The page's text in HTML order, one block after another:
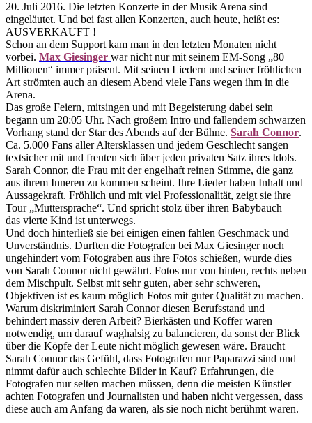
20. Juli 2016. Die letzten Konzerte in der Musik Arena sind
eingeläutet. Und bei fast allen Konzerten, auch heute, heißt es:
AUSVERKAUFT !
Schon an dem Support kam man in den letzten Monaten nicht
vorbei. Max Giesinger war nicht nur mit seinem EM-Song „80
Millionen“ immer präsent. Mit seinen Liedern und seiner fröhlichen
Art strömten auch an diesem Abend viele Fans wegen ihm in die
Arena.
Das große Feiern, mitsingen und mit Begeisterung dabei sein
begann um 20:05 Uhr. Nach großem Intro und fallendem schwarzen
Vorhang stand der Star des Abends auf der Bühne. Sarah Connor.
Ca. 5.000 Fans aller Altersklassen und jedem Geschlecht sangen
textsicher mit und freuten sich über jeden privaten Satz ihres Idols.
Sarah Connor, die Frau mit der engelhaft reinen Stimme, die ganz
aus ihrem Inneren zu kommen scheint. Ihre Lieder haben Inhalt und
Aussagekraft. Fröhlich und mit viel Professionalität, zeigt sie ihre
Tour „Muttersprache“. Und spricht stolz über ihren Babybauch –
das vierte Kind ist unterwegs.
Und doch hinterließ sie bei einigen einen fahlen Geschmack und
Unverständnis. Durften die Fotografen bei Max Giesinger noch
ungehindert vom Fotograben aus ihre Fotos schießen, wurde dies
von Sarah Connor nicht gewährt. Fotos nur von hinten, rechts neben
dem Mischpult. Selbst mit sehr guten, aber sehr schweren,
Objektiven ist es kaum möglich Fotos mit guter Qualität zu machen.
Warum diskriminiert Sarah Connor diesen Berufsstand und
behindert massiv deren Arbeit? Bierkästen und Koffer waren
notwendig, um darauf waghalsig zu balancieren, da sonst der Blick
über die Köpfe der Leute nicht möglich gewesen wäre. Braucht
Sarah Connor das Gefühl, dass Fotografen nur Paparazzi sind und
nimmt dafür auch schlechte Bilder in Kauf? Erfahrungen, die
Fotografen nur selten machen müssen, denn die meisten Künstler
achten Fotografen und Journalisten und haben nicht vergessen, dass
diese auch am Anfang da waren, als sie noch nicht berühmt waren.